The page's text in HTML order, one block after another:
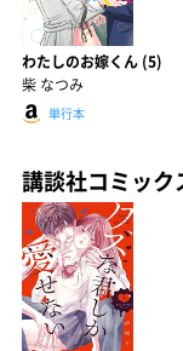
わたしのお嫁くん (5)
柴 なつみ
単行本
講談社コミッ